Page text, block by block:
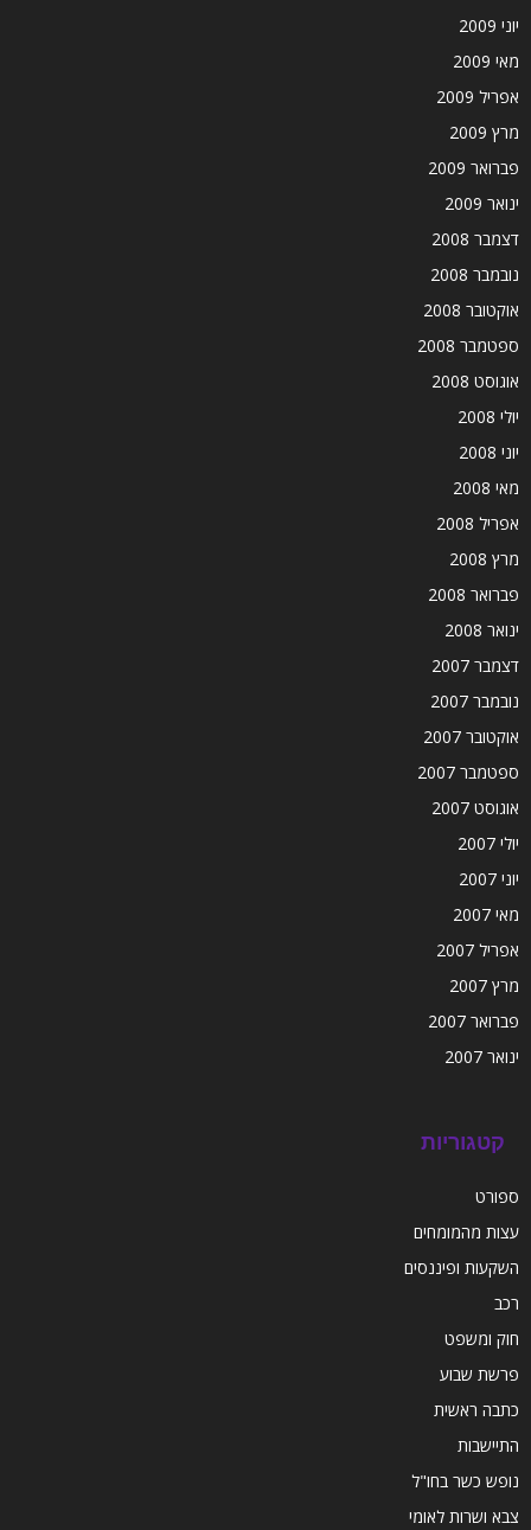
יוני 2009
מאי 2009
אפריל 2009
מרץ 2009
פברואר 2009
ינואר 2009
דצמבר 2008
נובמבר 2008
אוקטובר 2008
ספטמבר 2008
אוגוסט 2008
יולי 2008
יוני 2008
מאי 2008
אפריל 2008
מרץ 2008
פברואר 2008
ינואר 2008
דצמבר 2007
נובמבר 2007
אוקטובר 2007
ספטמבר 2007
אוגוסט 2007
יולי 2007
יוני 2007
מאי 2007
אפריל 2007
מרץ 2007
פברואר 2007
ינואר 2007
קטגוריות
ספורט
עצות מהמומחים
השקעות ופיננסים
רכב
חוק ומשפט
פרשת שבוע
כתבה ראשית
התיישבות
נופש כשר בחו"ל
צבא ושרות לאומי